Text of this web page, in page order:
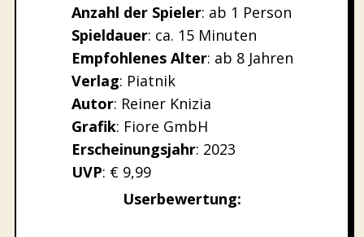
Anzahl der Spieler: ab 1 Person
Spieldauer: ca. 15 Minuten
Empfohlenes Alter: ab 8 Jahren
Verlag: Piatnik
Autor: Reiner Knizia
Grafik: Fiore GmbH
Erscheinungsjahr: 2023
UVP: € 9,99
Userbewertung: